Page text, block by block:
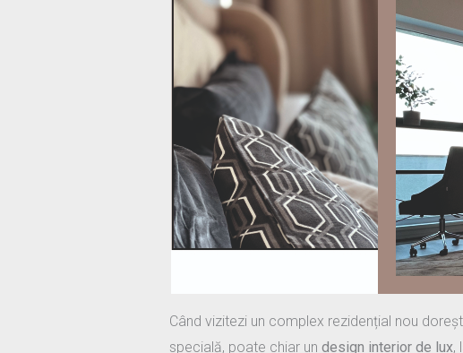
Când vizitezi un complex rezidențial nou
specială, poate chiar un design interior de lux,